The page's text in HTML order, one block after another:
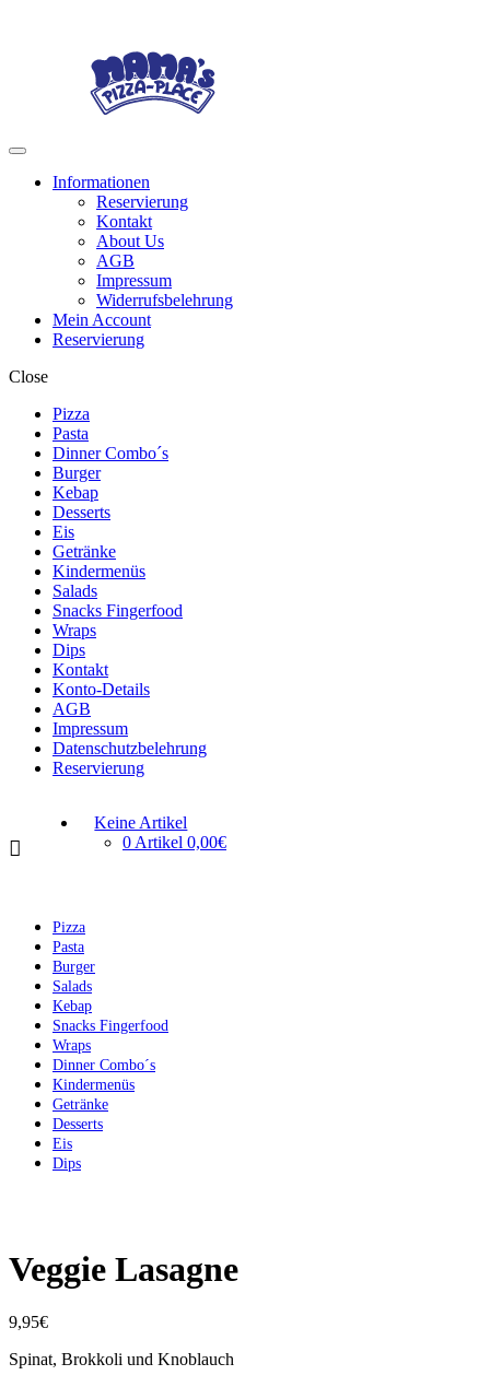
Menu
Informationen
Reservierung
Kontakt
About Us
AGB
Impressum
Widerrufsbelehrung
Mein Account
Reservierung
Close
Pizza
Pasta
Dinner Combo´s
Burger
Kebap
Desserts
Eis
Getränke
Kindermenüs
Salads
Snacks Fingerfood
Wraps
Dips
Kontakt
Konto-Details
AGB
Impressum
Datenschutzbelehrung
Reservierung
Keine Artikel
0 Artikel 0,00€
Pizza
Pasta
Burger
Salads
Kebap
Snacks Fingerfood
Wraps
Dinner Combo´s
Kindermenüs
Getränke
Desserts
Eis
Dips
Veggie Lasagne
9,95€
Spinat, Brokkoli und Knoblauch